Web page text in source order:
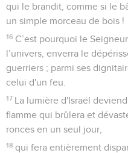
qui le brandit, comme si le
un simple morceau de bois !
16 C’est pourquoi le
l’univers, enverra le
guerriers ; parmi ses
celui d'un feu.
17 La lumière d'Israël
flamme qui brûlera et
ronces en un seul jour,
18 qui fera entièrement